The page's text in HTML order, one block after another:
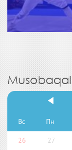
Вс Пн
26 27